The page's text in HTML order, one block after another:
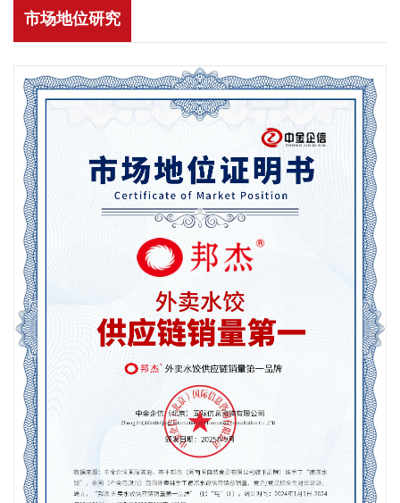
市场地位研究